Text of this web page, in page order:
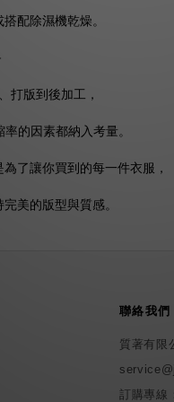
配除濕機乾燥。
打版到後加工，
的因素都納入考量。
了讓你買到的每一件衣服，
美的版型與質感。
聯絡我們
質著有限
訂購專線